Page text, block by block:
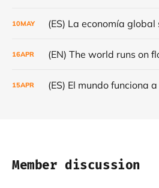
10MAY
16APR
15APR
Member discussion